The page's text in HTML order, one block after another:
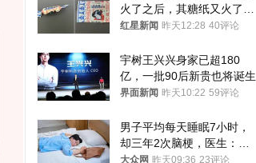
火了之后，其糖纸又火了！
海外博主盛赞：平面设计经
红星新闻 昨天12:28 40评论
宇树王兴兴身家已超180
亿，一批90后新贵也将诞生
界面新闻 昨天10:22 59评论
男子平均每天睡眠7小时，
却三年2次脑梗，医生：这
样睡觉更伤身
大众网 昨天09:36 23评论